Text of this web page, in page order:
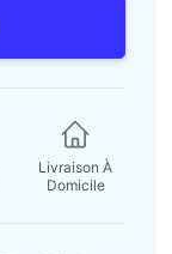
Livraison À
Domicile